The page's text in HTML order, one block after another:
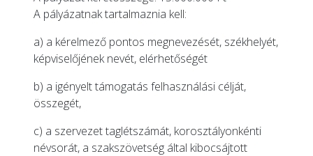
A pályázatnak tartalmaznia kell:
a) a kérelmező pontos megnevezését, székhelyét,
képviselőjének nevét, elérhetőségét
b) a igényelt támogatás felhasználási célját,
összegét,
c) a szervezet taglétszámát, korosztályonkénti
névsorát, a szakszövetség által kibocsájtott